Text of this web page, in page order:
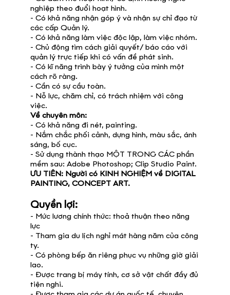
nghiệp theo đuổi hoạt hình.
- Có khả năng nhận góp ý và nhận sự chỉ đạo từ
các cấp Quản lý.
- Có khả năng làm việc độc lập, làm việc nhóm.
- Chủ động tìm cách giải quyết/ báo cáo với
quản lý trực tiếp khi có vấn đề phát sinh.
- Có kĩ năng trình bày ý tưởng của mình một
cách rõ ràng.
- Cần có sự cầu toàn.
- Nỗ lực, chăm chỉ, có trách nhiệm với công
việc.
Về chuyên môn:
- Có khả năng đi nét, painting.
- Nắm chắc phối cảnh, dựng hình, màu sắc, ánh
sáng, bố cục.
- Sử dụng thành thạo MỘT TRONG CÁC phần
mềm sau: Adobe Photoshop; Clip Studio Paint.
ƯU TIÊN: Người có KINH NGHIỆM về DIGITAL
PAINTING, CONCEPT ART.
Quyền lợi:
- Mức lương chính thức: thoả thuận theo năng
lực
- Tham gia du lịch nghỉ mát hàng năm của công
ty.
- Có phòng bếp ăn riêng phục vụ những giờ giải
lao.
- Được trang bị máy tính, cơ sở vật chất đầy đủ
tiện nghi.